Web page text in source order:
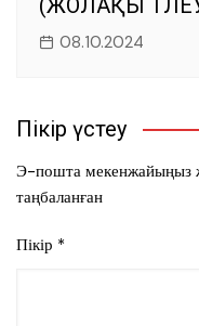
(ЖОЛАҚЫ
08.10.2024
Пікір үстеу
Э-пошта мекенжайыңыз
таңбаланған
Пікір *